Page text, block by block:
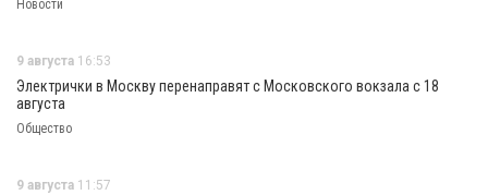
Новости
9 августа 16:53
Электрички в Москву перенаправят с Московского вокзала с 18
августа
Общество
9 августа 11:57